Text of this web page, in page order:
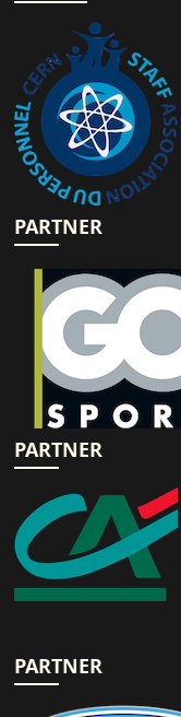
PARTNER
PARTNER
PARTNER